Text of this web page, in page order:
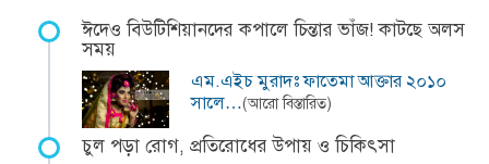
ঈদেও বিউটিশিয়ানদের কপালে চিন্তার ভাঁজ! কাটছে অলস
সময়
এম.এইচ মুরাদঃ ফাতেমা আক্তার ২০১০
সালে…(আরো বিস্তারিত)
চুল পড়া রোগ, প্রতিরোধের উপায় ও চিকিৎসা